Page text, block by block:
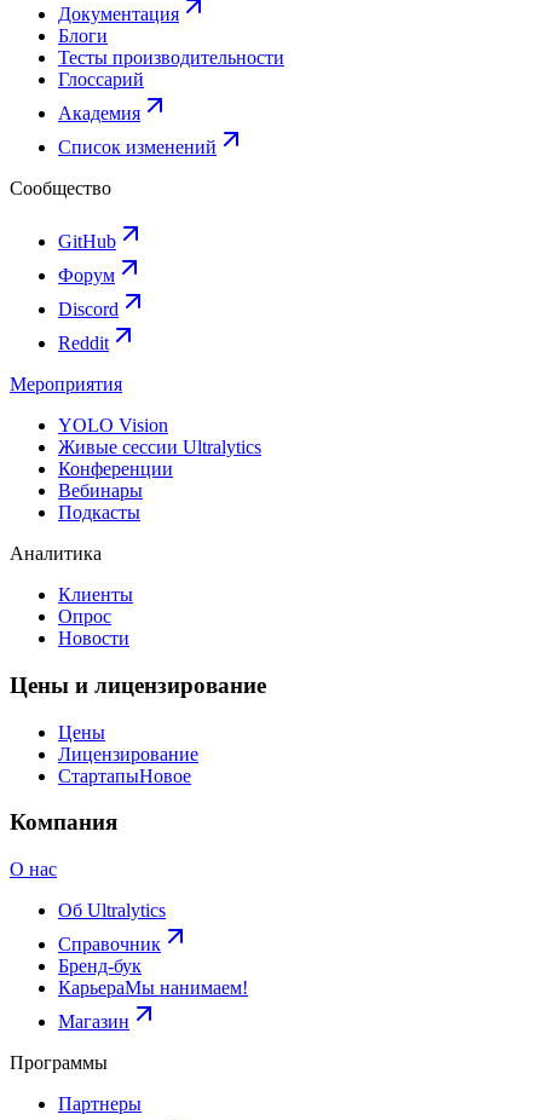
Документация
Блоги
Тесты производительности
Глоссарий
Академия
Список изменений
Сообщество
GitHub
Форум
Discord
Reddit
Мероприятия
YOLO Vision
Живые сессии Ultralytics
Конференции
Вебинары
Подкасты
Аналитика
Клиенты
Опрос
Новости
Цены и лицензирование
Цены
Лицензирование
СтартапыНовое
Компания
О нас
Об Ultralytics
Справочник
Бренд-бук
КарьераМы нанимаем!
Магазин
Программы
Партнеры